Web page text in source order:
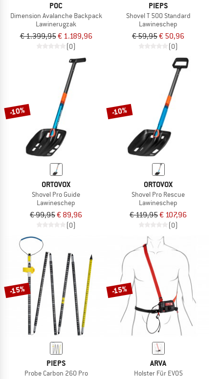
POC
Dimension Avalanche Backpack
Lawinerugzak
€ 1.399,95€ 1.189,96
(0)
PIEPS
Shovel T 500 Standard
Lawineschep
€ 59,95€ 50,96
(0)
-10%
ORTOVOX
Shovel Pro Guide
Lawineschep
€ 99,95€ 89,96
(0)
-10%
ORTOVOX
Shovel Pro Rescue
Lawineschep
€ 119,95€ 107,96
(0)
-15%
PIEPS
Probe Carbon 260 Pro
-15%
ARVA
Holster Für EVO5